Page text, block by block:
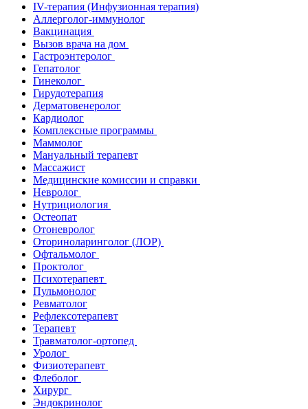
IV-терапия (Инфузионная терапия)
Аллерголог-иммунолог
Вакцинация
Вызов врача на дом
Гастроэнтеролог
Гепатолог
Гинеколог
Гирудотерапия
Дерматовенеролог
Кардиолог
Комплексные программы
Маммолог
Мануальный терапевт
Массажист
Медицинские комиссии и справки
Невролог
Нутрициология
Остеопат
Отоневролог
Оториноларинголог (ЛОР)
Офтальмолог
Проктолог
Психотерапевт
Пульмонолог
Ревматолог
Рефлексотерапевт
Терапевт
Травматолог-ортопед
Уролог
Физиотерапевт
Флеболог
Хирург
Эндокринолог